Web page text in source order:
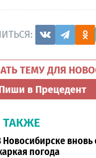
ТЕМУ ДЛЯ
в Прецедент
ТАКЖЕ
Новосибирске вновь
погода